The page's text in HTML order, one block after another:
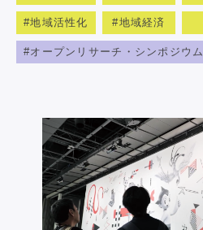
地域活性化 地域経済
オープンリサーチ・シンポジウム